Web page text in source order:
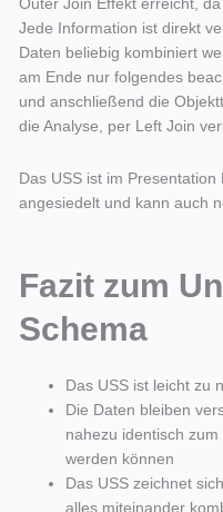
Outer Join Effekt erreicht,
Jede Information ist direkt
Daten beliebig kombiniert
am Ende nur folgendes
und anschließend die
die Analyse, per Left Join
Das USS ist im
angesiedelt und kann auch
Fazit zum
Schema
Das USS ist leicht zu
Die Daten bleiben
nahezu identisch
werden können
Das USS zeichnet
alles miteinander